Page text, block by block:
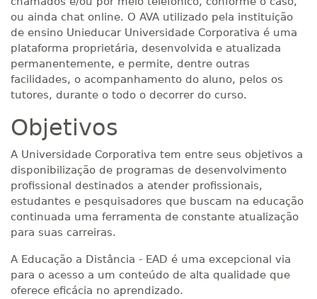
ou ainda chat online. O AVA utilizado pela instituição
de ensino Unieducar Universidade Corporativa é uma
plataforma proprietária, desenvolvida e atualizada
permanentemente, e permite, dentre outras
facilidades, o acompanhamento do aluno, pelos os
tutores, durante o todo o decorrer do curso.
Objetivos
A Universidade Corporativa tem entre seus objetivos a
disponibilização de programas de desenvolvimento
profissional destinados a atender profissionais,
estudantes e pesquisadores que buscam na educação
continuada uma ferramenta de constante atualização
para suas carreiras.
A Educação a Distância - EAD é uma excepcional via
para o acesso a um conteúdo de alta qualidade que
oferece eficácia no aprendizado.